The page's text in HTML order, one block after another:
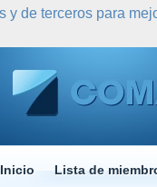
Inicio Lista de
y de terceros para